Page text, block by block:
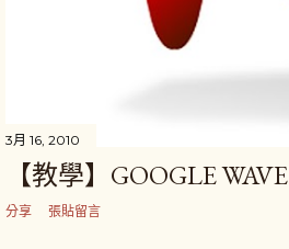
3月 16, 2010
【教學】GOOGLE WAVE
分享 張貼留言